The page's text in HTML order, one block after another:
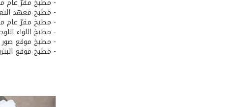
- مطبخ مقرّ عام
- مطبخ معهد
- مطبخ مقرّ عام
- مطبخ اللواء
- مطبخ موقع صور
- مطبخ موقع